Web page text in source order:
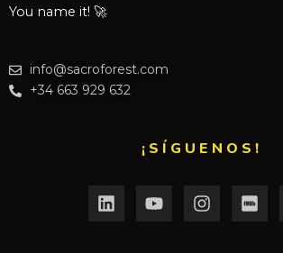
You name it! 🚀
info@sacroforest.com
+34 663 929 632
¡SÍGUENOS!